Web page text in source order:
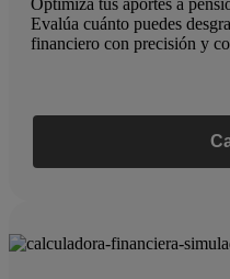
Evalúa cuánto puedes
financiero con precisión y